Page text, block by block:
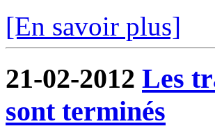
[En savoir plus]
21-02-2012 Les
sont terminés